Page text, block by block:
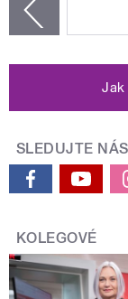
Jak
SLEDUJTE NÁS
KOLEGOVÉ